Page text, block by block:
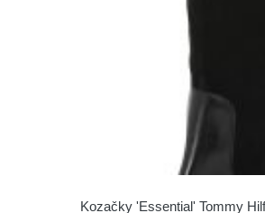
Kozačky 'Essential' Tommy